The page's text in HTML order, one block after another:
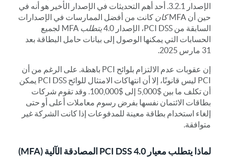
الإصدار 3.2.1. أحد أهم التحديثات في الإصدار الأخير هو أنه في
حين أن MFA
كان كانت من أفضل الممارسات في الإصدارات
السابقة من PCI DSS، الإصدار 4.0
يتطلب
MFA لجميع
الحسابات التي يمكنها الوصول إلى بيانات حامل البطاقة بعد
31 مارس 2025.
إن عقوبات عدم الالتزام بلوائح PCI باهظة. على الرغم من أن
PCI ليس قانونًا، إلا أن انتهاكات الامتثال للوائح PCI DSS يمكن
أن تكلف ما بين $5,000 إلى $100,000. وقد تقوم شركات
بطاقات الائتمان نفسها بفرض رسوم معاملات أعلى أو حتى
إلغاء استخدام بطاقة معينة للمدفوعات إذا كانت الشركة غير
متوافقة.
لماذا يتطلب معيار PCI DSS 4.0 المصادقة الآلية (MFA)